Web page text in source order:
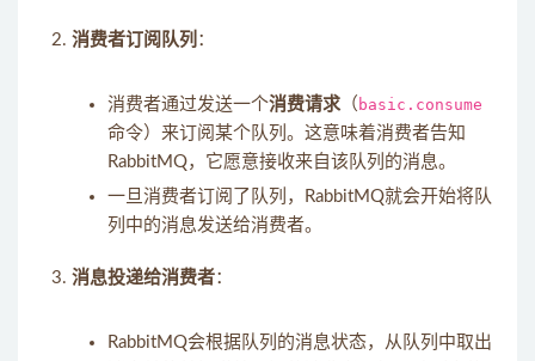
消费者订阅队列 ：
消费者通过发送一个消费请求（ basic.consume
命令）来订阅某个队列。这意味着消费者告知
RabbitMQ，它愿意接收来自该队列的消息。
一旦消费者订阅了队列，RabbitMQ就会开始将队
列中的消息发送给消费者。
消息投递给消费者：
RabbitMQ会根据队列的消息状态，从队列中取出